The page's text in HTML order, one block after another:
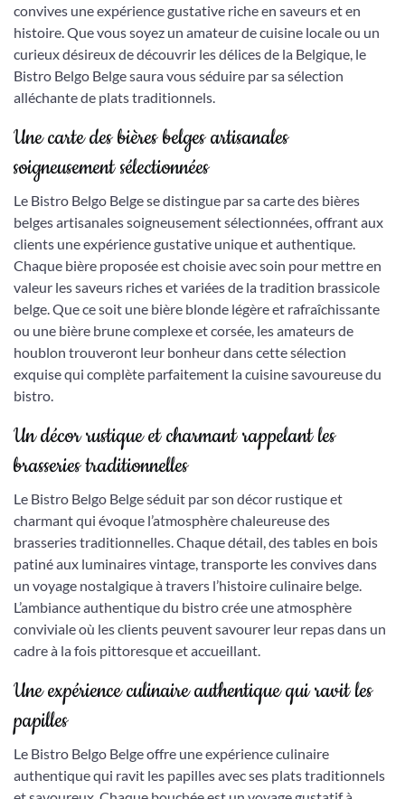
convives une expérience gustative riche en saveurs et en
histoire. Que vous soyez un amateur de cuisine locale ou un
curieux désireux de découvrir les délices de la Belgique, le
Bistro Belgo Belge saura vous séduire par sa sélection
alléchante de plats traditionnels.
Une carte des bières belges artisanales
soigneusement sélectionnées
Le Bistro Belgo Belge se distingue par sa carte des bières
belges artisanales soigneusement sélectionnées, offrant aux
clients une expérience gustative unique et authentique.
Chaque bière proposée est choisie avec soin pour mettre en
valeur les saveurs riches et variées de la tradition brassicole
belge. Que ce soit une bière blonde légère et rafraîchissante
ou une bière brune complexe et corsée, les amateurs de
houblon trouveront leur bonheur dans cette sélection
exquise qui complète parfaitement la cuisine savoureuse du
bistro.
Un décor rustique et charmant rappelant les
brasseries traditionnelles
Le Bistro Belgo Belge séduit par son décor rustique et
charmant qui évoque l’atmosphère chaleureuse des
brasseries traditionnelles. Chaque détail, des tables en bois
patiné aux luminaires vintage, transporte les convives dans
un voyage nostalgique à travers l’histoire culinaire belge.
L’ambiance authentique du bistro crée une atmosphère
conviviale où les clients peuvent savourer leur repas dans un
cadre à la fois pittoresque et accueillant.
Une expérience culinaire authentique qui ravit les
papilles
Le Bistro Belgo Belge offre une expérience culinaire
authentique qui ravit les papilles avec ses plats traditionnels